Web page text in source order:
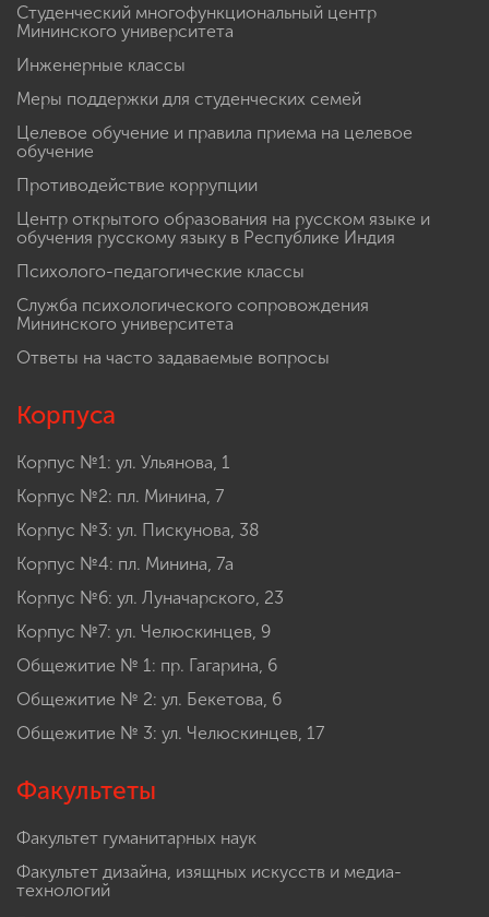
Студенческий многофункциональный центр
Мининского университета
Инженерные классы
Меры поддержки для студенческих семей
Целевое обучение и правила приема на целевое
обучение
Противодействие коррупции
Центр открытого образования на русском языке и
обучения русскому языку в Республике Индия
Психолого-педагогические классы
Служба психологического сопровождения
Мининского университета
Ответы на часто задаваемые вопросы
Корпуса
Корпус №1: ул. Ульянова, 1
Корпус №2: пл. Минина, 7
Корпус №3: ул. Пискунова, 38
Корпус №4: пл. Минина, 7а
Корпус №6: ул. Луначарского, 23
Корпус №7: ул. Челюскинцев, 9
Общежитие № 1: пр. Гагарина, 6
Общежитие № 2: ул. Бекетова, 6
Общежитие № 3: ул. Челюскинцев, 17
Факультеты
Факультет гуманитарных наук
Факультет дизайна, изящных искусств и медиа-
технологий